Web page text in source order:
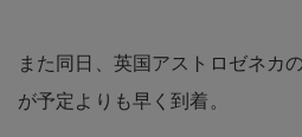
また同日、英国アストロゼネカ
が予定よりも早く到着。